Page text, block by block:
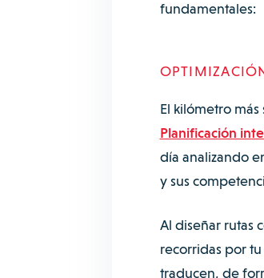
fundamentales:
El kilómetro
Planificación
día analizando
y sus
Al diseñar rutas
recorridas por
traducen, de